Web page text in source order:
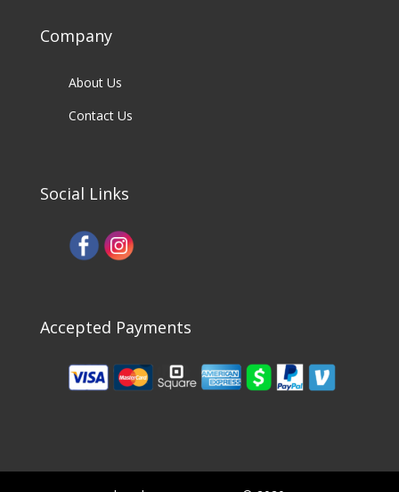
Company
About Us
Contact Us
Social Links
Accepted Payments